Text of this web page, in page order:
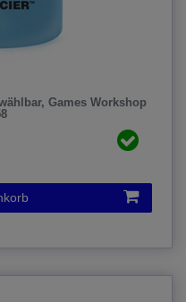
, Games Workshop